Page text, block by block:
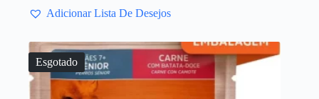
Adicionar Lista De Desejos
Esgotado